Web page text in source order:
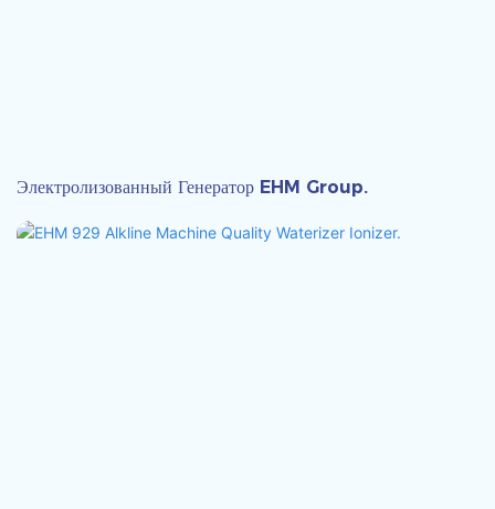
Электролизованный Генератор EHM Group.